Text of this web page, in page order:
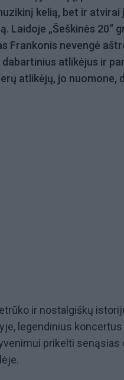
kelią, bet ir
Laidoje „Šeškinės 20“
Frankonis nevengė
atlikėjus ir
atlikėjų, jo nuomone,
ir nostalgiškų
legendinius
prikelti senąsias